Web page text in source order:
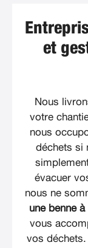
et
Nous
votre
nous
déchets si
évacuer
nous ne
une benne
vous
vos